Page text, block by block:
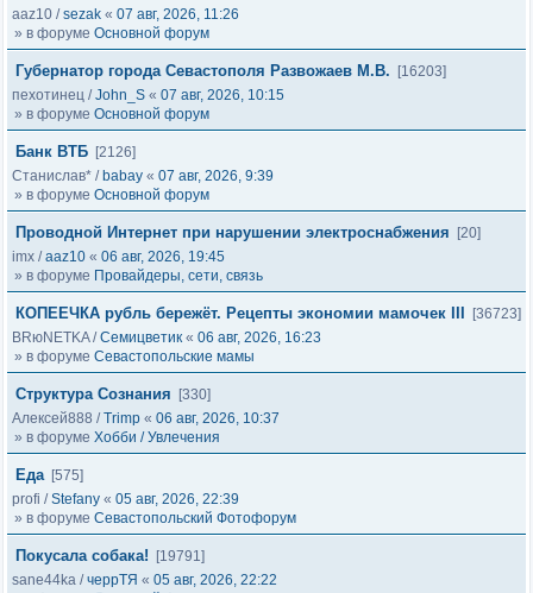
aaz10 /sezak « 07 авг, 2026, 11:26
» в форуме Основной форум
Губернатор города Севастополя Развожаев М.В.
[16203]
пехотинец /John_S « 07 авг, 2026, 10:15
» в форуме Основной форум
Банк ВТБ [2126]
Станислав* / babay « 07 авг, 2026, 9:39
» в форуме Основной форум
Проводной Интернет при нарушении электроснабжения
[20]
imx /aaz10 « 06 авг, 2026, 19:45
» в форуме Провайдеры, сети, связь
КОПЕЕЧКА рубль бережёт. Рецепты экономии мамочек III
[36723]
BRюNETKA/Семицветик « 06 авг, 2026, 16:23
» в форуме Севастопольские мамы
Структура Сознания
[330]
Алексей888 /Trimp « 06 авг, 2026, 10:37
» в форуме Хобби / Увлечения
Еда [575]
profi /Stefany « 05 авг, 2026, 22:39
» в форуме Севастопольский Фотофорум
Покусала собака!
[19791]
sane44ka /черрТЯ « 05 авг, 2026, 22:22